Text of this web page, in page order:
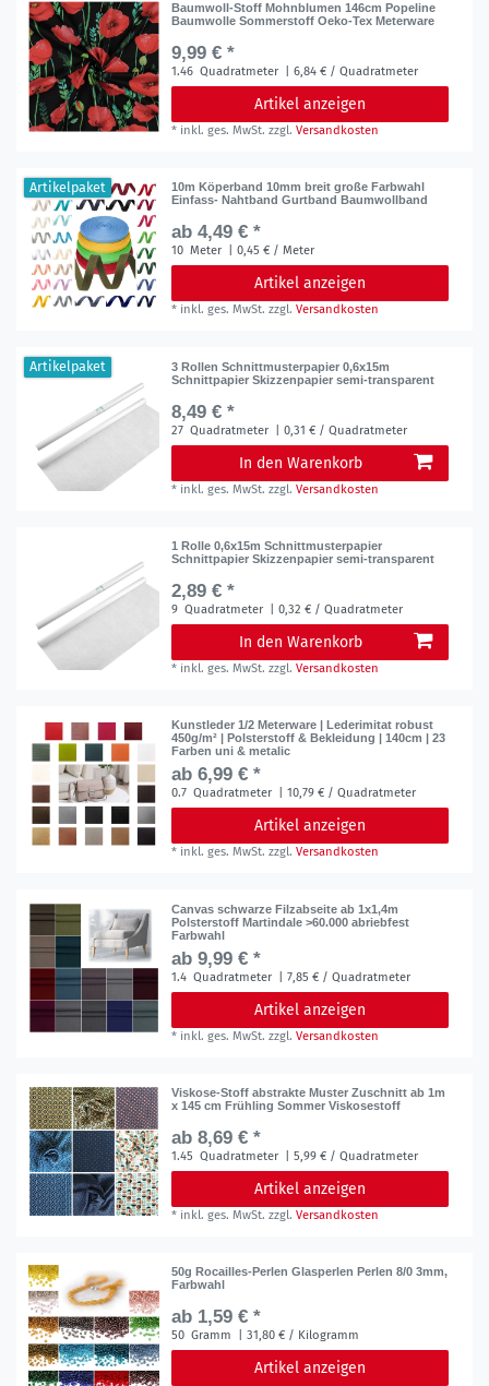
Baumwoll-Stoff Mohnblumen 146cm Popeline
Baumwolle Sommerstoff Oeko-Tex Meterware
9,99 € *
1.46 Quadratmeter | 6,84 € / Quadratmeter
Artikel anzeigen
* inkl. ges. MwSt. zzgl.Versandkosten
Artikelpaket
10m Köperband 10mm breit große Farbwahl
Einfass- Nahtband Gurtband Baumwollband
ab 4,49 € *
10 Meter | 0,45 € / Meter
Artikel anzeigen
* inkl. ges. MwSt. zzgl.Versandkosten
Artikelpaket
3 Rollen Schnittmusterpapier 0,6x15m
Schnittpapier Skizzenpapier semi-transparent
8,49 € *
27 Quadratmeter | 0,31 € / Quadratmeter
In den Warenkorb
* inkl. ges. MwSt. zzgl.Versandkosten
1 Rolle 0,6x15m Schnittmusterpapier
Schnittpapier Skizzenpapier semi-transparent
2,89 € *
9 Quadratmeter | 0,32 € / Quadratmeter
In den Warenkorb
* inkl. ges. MwSt. zzgl.Versandkosten
Kunstleder 1/2 Meterware | Lederimitat robust
450g/m² | Polsterstoff & Bekleidung | 140cm | 23
Farben uni & metalic
ab 6,99 € *
0.7 Quadratmeter | 10,79 € / Quadratmeter
Artikel anzeigen
* inkl. ges. MwSt. zzgl.Versandkosten
Canvas schwarze Filzabseite ab 1x1,4m
Polsterstoff Martindale >60.000 abriebfest
Farbwahl
ab 9,99 € *
1.4 Quadratmeter | 7,85 € / Quadratmeter
Artikel anzeigen
* inkl. ges. MwSt. zzgl.Versandkosten
Viskose-Stoff abstrakte Muster Zuschnitt ab 1m
x 145 cm Frühling Sommer Viskosestoff
ab 8,69 € *
1.45 Quadratmeter | 5,99 € / Quadratmeter
Artikel anzeigen
* inkl. ges. MwSt. zzgl.Versandkosten
50g Rocailles-Perlen Glasperlen Perlen 8/0 3mm,
Farbwahl
ab 1,59 € *
50 Gramm | 31,80 € / Kilogramm
Artikel anzeigen